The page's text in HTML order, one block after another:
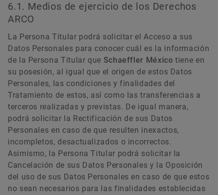
6.1. Medios de ejercicio de los Derechos
ARCO
La Persona Titular podrá solicitar el Acceso a sus
Datos Personales para conocer cuál es la información
de la Persona Titular que Schaeffler México tiene en
su posesión, al igual que el origen de estos Datos
Personales, las condiciones y finalidades del
Tratamiento de estos, así como las transferencias a
terceros realizadas y previstas. De igual manera,
podrá solicitar la Rectificación de sus Datos
Personales en caso de que resulten inexactos,
incompletos, desactualizados o incorrectos.
Asimismo, la Persona Titular podrá solicitar la
Cancelación de sus Datos Personales y la Oposición
del uso de sus Datos Personales en caso de que estos
no sean necesarios para las finalidades establecidas